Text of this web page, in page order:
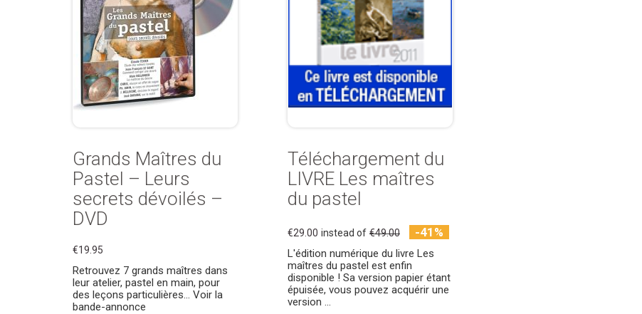
Grands Maîtres du
Pastel – Leurs
secrets dévoilés –
DVD
€19.95
Retrouvez 7 grands maîtres dans
leur atelier, pastel en main, pour
des leçons particulières… Voir la
bande-annonce
Téléchargement du
LIVRE Les maîtres
du pastel
€29.00 instead of €49.00 -41%
L'édition numérique du livre Les
maîtres du pastel est enfin
disponible ! Sa version papier étant
épuisée, vous pouvez acquérir une
version ...